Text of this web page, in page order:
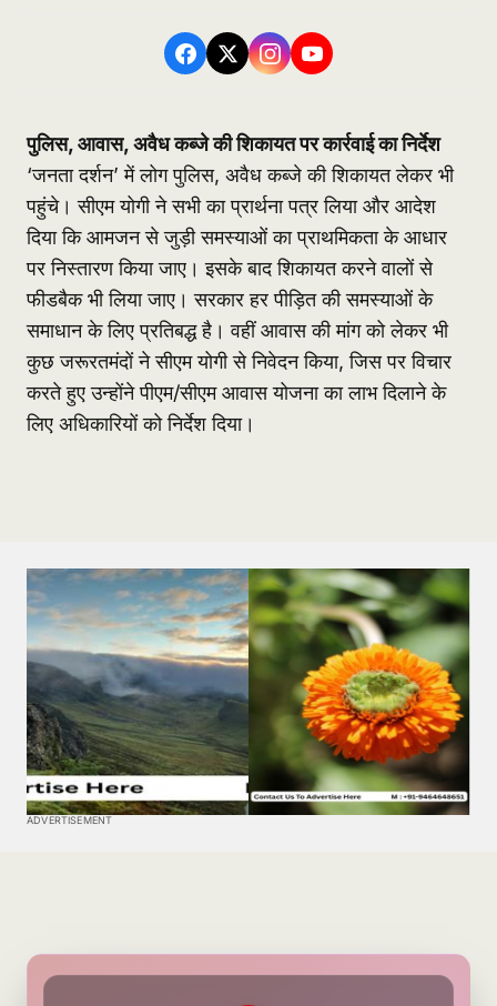
पुलिस, आवास, अवैध कब्जे की शिकायत पर कार्रवाई का निर्देश
‘जनता दर्शन’ में लोग पुलिस, अवैध कब्जे की शिकायत लेकर भी
पहुंचे। सीएम योगी ने सभी का प्रार्थना पत्र लिया और आदेश
दिया कि आमजन से जुड़ी समस्याओं का प्राथमिकता के आधार
पर निस्तारण किया जाए। इसके बाद शिकायत करने वालों से
फीडबैक भी लिया जाए। सरकार हर पीड़ित की समस्याओं के
समाधान के लिए प्रतिबद्ध है। वहीं आवास की मांग को लेकर भी
कुछ जरूरतमंदों ने सीएम योगी से निवेदन किया, जिस पर विचार
करते हुए उन्होंने पीएम/सीएम आवास योजना का लाभ दिलाने के
लिए अधिकारियों को निर्देश दिया।
ADVERTISEMENT